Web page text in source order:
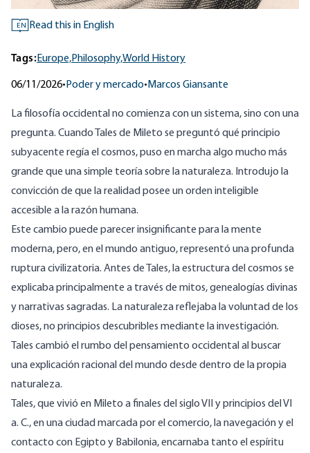
EN Read this in English
Tags:Europe,Philosophy,World History
06/11/2026• Poder y mercado• Marcos Giansante
La filosofía occidental no comienza con un sistema, sino con una
pregunta. Cuando Tales de Mileto se preguntó qué principio
subyacente regía el cosmos, puso en marcha algo mucho más
grande que una simple teoría sobre la naturaleza. Introdujo la
convicción de que la realidad posee un orden inteligible
accesible a la razón humana.
Este cambio puede parecer insignificante para la mente
moderna, pero, en el mundo antiguo, representó una profunda
ruptura civilizatoria. Antes de Tales, la estructura del cosmos se
explicaba principalmente a través de mitos, genealogías divinas
y narrativas sagradas. La naturaleza reflejaba la voluntad de los
dioses, no principios descubribles mediante la investigación.
Tales cambió el rumbo del pensamiento occidental al buscar
una explicación racional del mundo desde dentro de la propia
naturaleza.
Tales, que vivió en Mileto a finales del siglo VII y principios del VI
a. C., en una ciudad marcada por el comercio, la navegación y el
contacto con Egipto y Babilonia, encarnaba tanto el espíritu